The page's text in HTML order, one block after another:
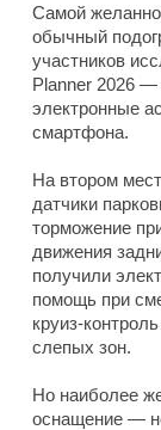
Самой
обычный
участников
Planner 2026
электронные
смартфона.
На втором
датчики
торможение
движения
получили
помощь при
круиз-
слепых зон.
Но наиболее
оснащение —